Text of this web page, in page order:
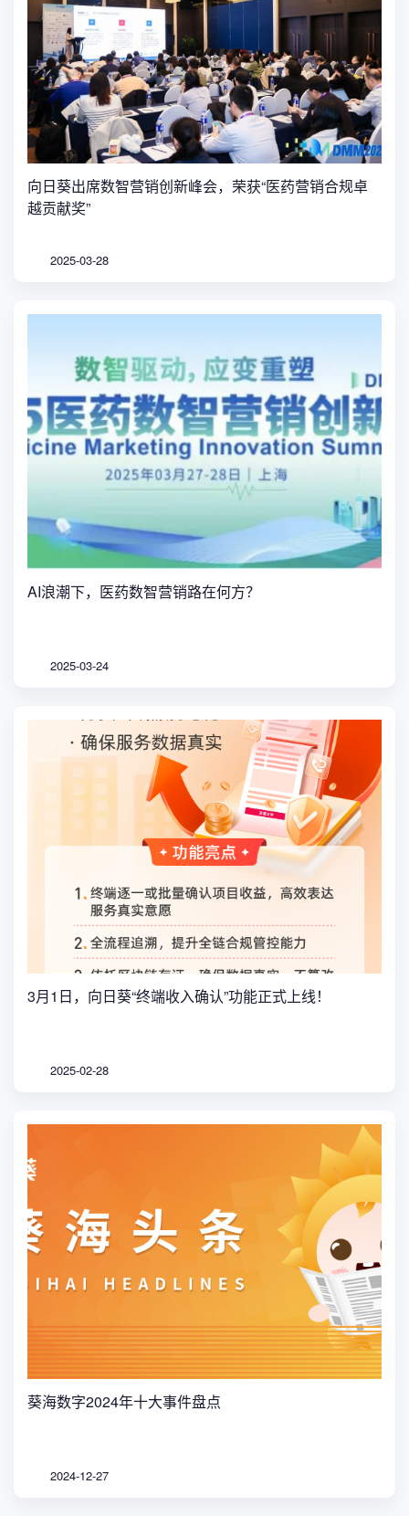
向日葵出席数智营销创新峰会，荣获“医药营销合规卓
越贡献奖”
2025-03-28
AI浪潮下，医药数智营销路在何方？
2025-03-24
3月1日，向日葵“终端收入确认”功能正式上线！
2025-02-28
葵海数字2024年十大事件盘点
2024-12-27